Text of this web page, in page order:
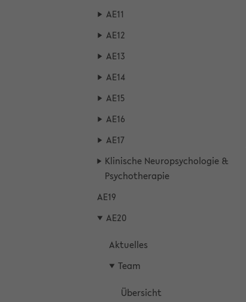
AE11
AE12
AE13
AE14
AE15
AE16
AE17
Kli­ni­sche Neu­ro­psy­cho­lo­gie &
Psy­cho­the­ra­pie
AE19
AE20
Ak­tu­el­les
Team
Über­sicht